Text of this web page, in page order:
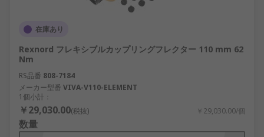
在庫あり
Rexnord フレキシブルカップリングフレクター 110 mm 62
Nm
RS品番 808-7184
メーカー型番 VIVA-V110-ELEMENT
1個小計：
￥29,030.00(税抜) ￥29,030.00/個
数量